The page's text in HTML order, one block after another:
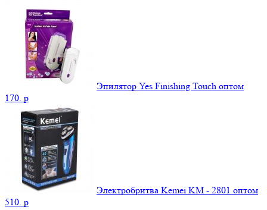
Эпилятор Yes Finishing Touch оптом
170. p
Электробритва Kemei KM - 2801 оптом
510. p